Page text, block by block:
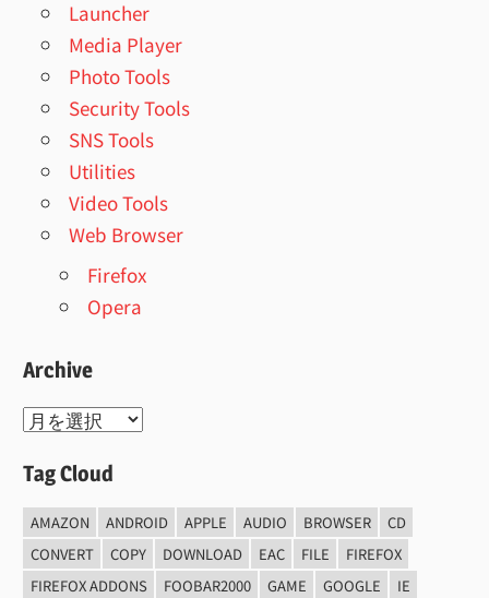
Launcher
Media Player
Photo Tools
Security Tools
SNS Tools
Utilities
Video Tools
Web Browser
Firefox
Opera
Archive
Archive
Tag Cloud
AMAZON ANDROID APPLE AUDIO BROWSER
CD
CONVERT
COPY DOWNLOAD EAC FILE
FIREFOX
FIREFOX ADDONS
FOOBAR2000 GAME GOOGLE IE